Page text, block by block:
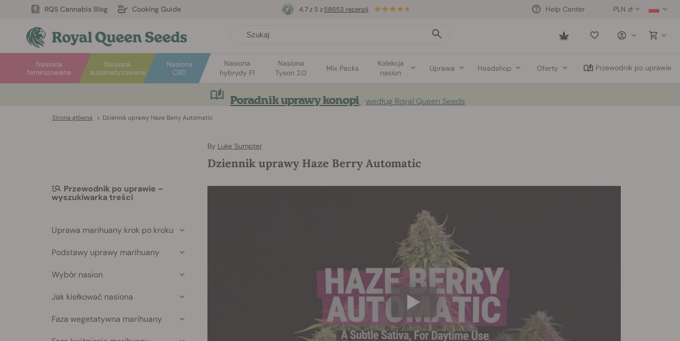
RQS Cannabis Blog Cooking Guide PLN zł
Help Center
Saved
Nasiona
automatyzowane
Nasiona
feminizowane
Nasiona
CBD
Nasiona
hybrydy F1
Nasiona
Tyson 2.0
Mix Packs
Kolekcja
nasion
Uprawa Headshop Oferty Przewodnik po uprawie
4.7 z 5 z58653 recenzji
Poradnik uprawy konopi według Royal Queen Seeds
Strona główna > Dziennik uprawy Haze Berry Automatic
By Luke Sumpter
Dziennik uprawy Haze Berry Automatic
Przewodnik po uprawie –
wyszukiwarka treści
Uprawa marihuany krok po kroku
Podstawy uprawy marihuany
Wybór nasion
Jak kiełkować nasiona
Faza wegetatywna marihuany